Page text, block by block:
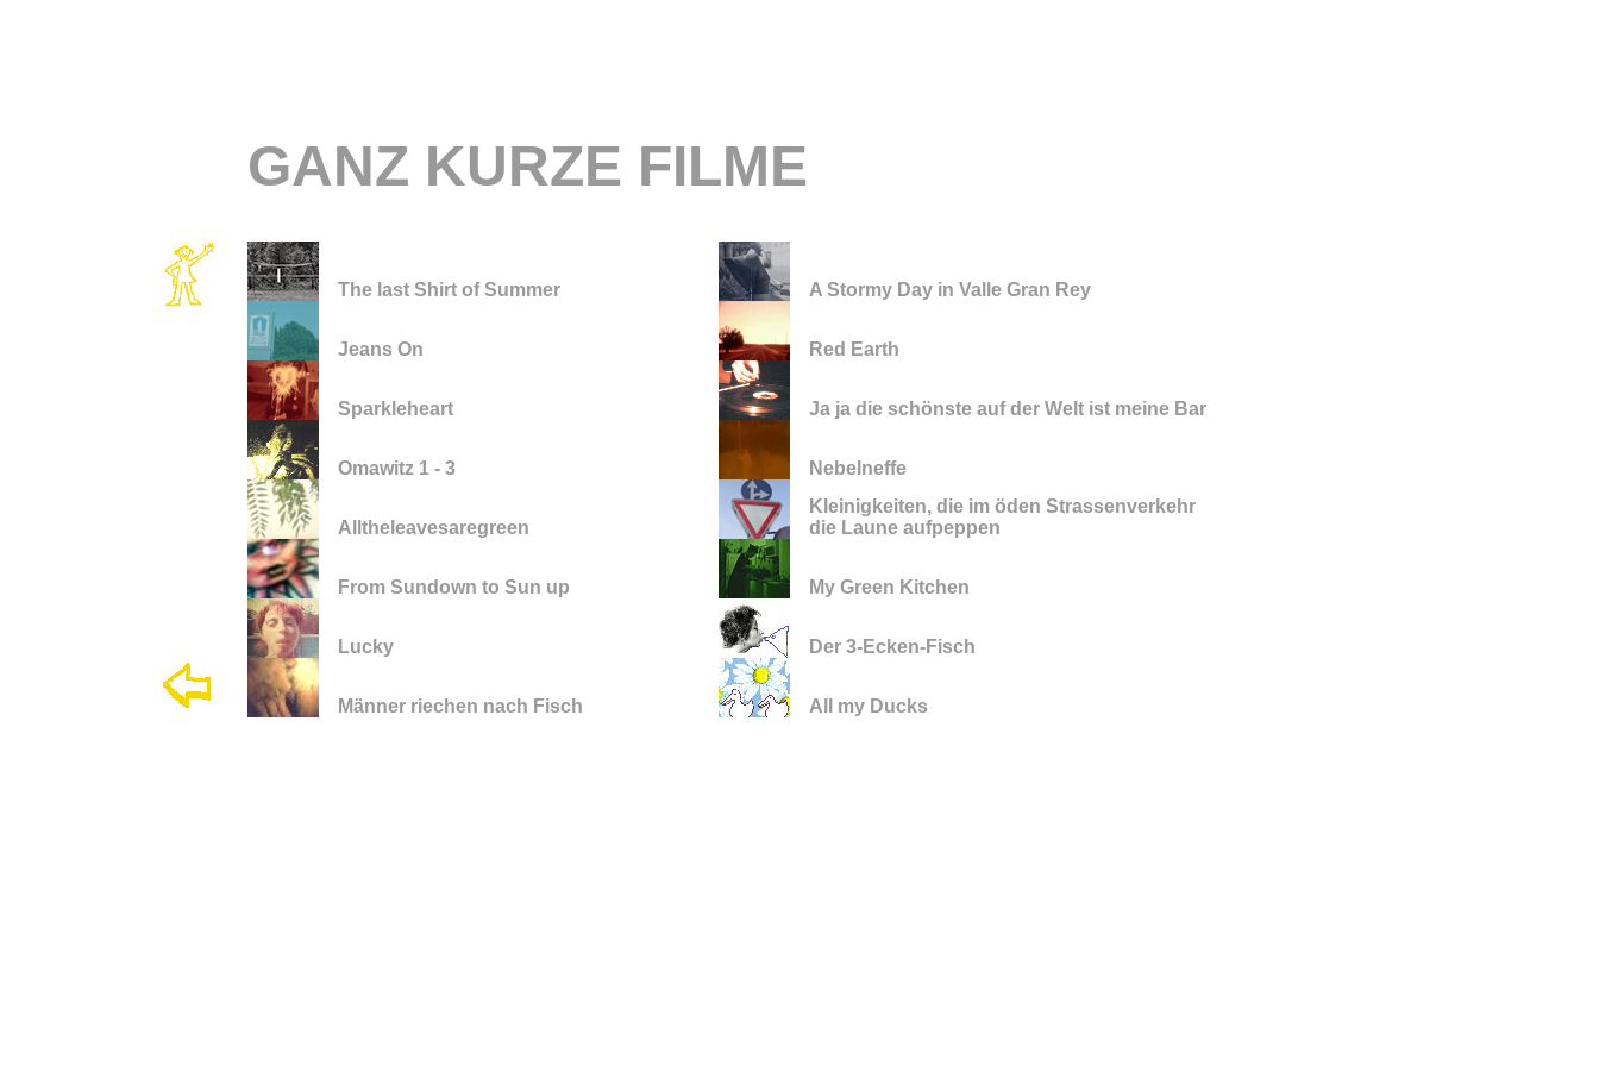
GANZ KURZE FILME
The last Shirt of Summer A Stormy Day in Valle Gran Rey
Jeans On Red Earth
Sparkleheart Ja ja die schönste auf der Welt ist meine Bar
Omawitz 1 - 3 Nebelneffe
Alltheleavesaregreen
Kleinigkeiten, die im öden Strassenverkehr
die Laune aufpeppen
From Sundown to Sun up My Green Kitchen
Lucky Der 3-Ecken-Fisch
Männer riechen nach Fisch All my Ducks